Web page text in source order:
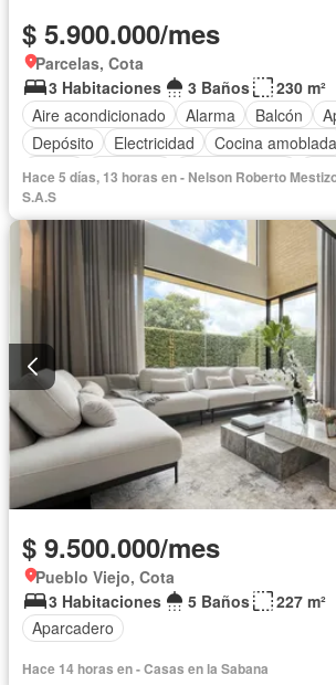
$ 5.900.000/mes
Parcelas, Cota
3 Habitaciones
3 Baños
230 m²
Aire acondicionado
Alarma Balcón
Depósito
Electricidad Cocina amoblada
Jardín
Barbecue Cocina integral
Vista panorámica
Hace 5 días, 13 horas en - Nelson Roberto
S.A.S
$ 9.500.000/mes
Pueblo Viejo, Cota
3 Habitaciones
5 Baños
227 m²
Aparcadero
Hace 14 horas en - Casas en la Sabana